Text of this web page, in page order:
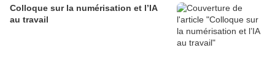
Colloque sur la numérisation et l’IA
au travail